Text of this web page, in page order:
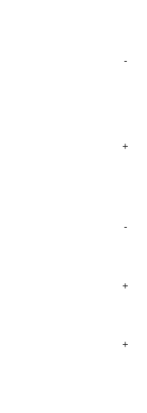
-
+
-
+
+